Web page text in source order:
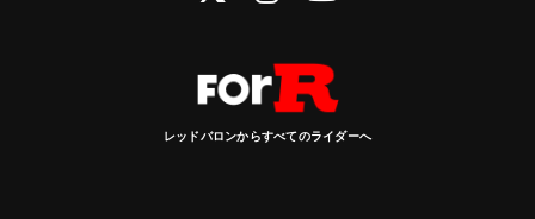
レッドバロンからすべてのライダーへ